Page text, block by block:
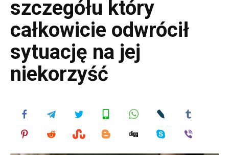
szczegółu który
całkowicie odwrócił
sytuację na jej
niekorzyść